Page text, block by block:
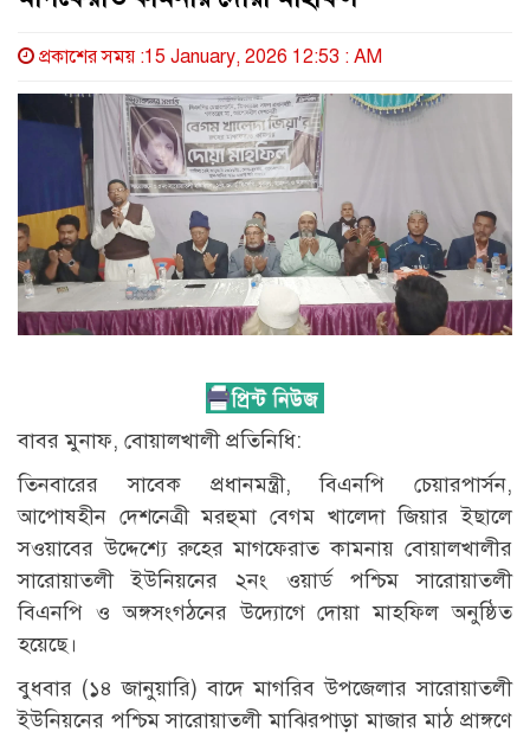
প্রকাশের সময় :15 January, 2026 12:53 : AM
বাবর মুনাফ, বোয়ালখালী প্রতিনিধি:
তিনবারের সাবেক প্রধানমন্ত্রী, বিএনপি চেয়ারপার্সন,
আপোষহীন দেশনেত্রী মরহুমা বেগম খালেদা জিয়ার ইছালে
সওয়াবের উদ্দেশ্যে রুহের মাগফেরাত কামনায় বোয়ালখালীর
সারোয়াতলী ইউনিয়নের ২নং ওয়ার্ড পশ্চিম সারোয়াতলী
বিএনপি ও অঙ্গসংগঠনের উদ্যোগে দোয়া মাহফিল অনুষ্ঠিত
হয়েছে।
বুধবার (১৪ জানুয়ারি) বাদে মাগরিব উপজেলার সারোয়াতলী
ইউনিয়নের পশ্চিম সারোয়াতলী মাঝিরপাড়া মাজার মাঠ প্রাঙ্গণে